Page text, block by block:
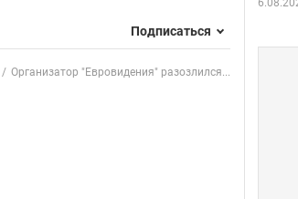
Подписаться
Организатор "Евровидения" разозлился...